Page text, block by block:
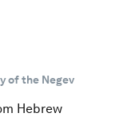
of the Negev
Hebrew